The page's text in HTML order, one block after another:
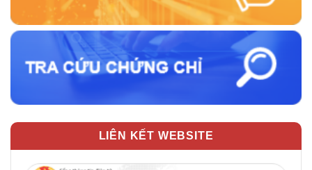
LIÊN KẾT WEBSITE